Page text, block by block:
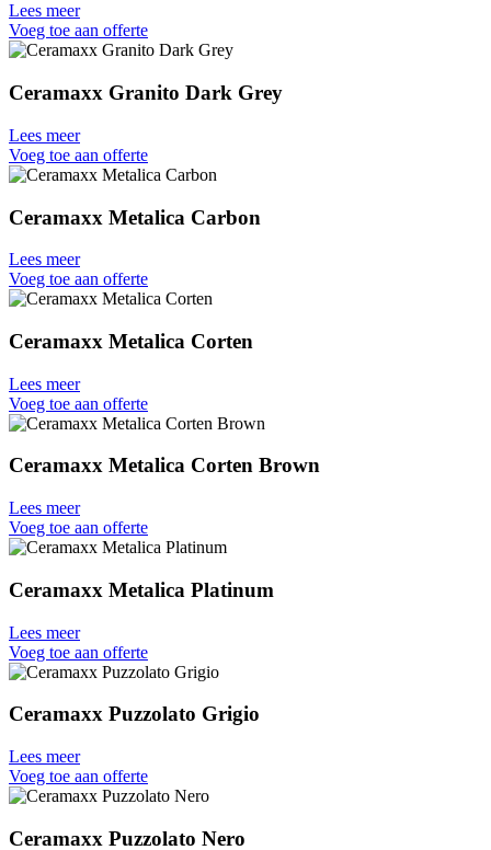
Lees meer
Voeg toe aan offerte
Ceramaxx Granito Dark Grey
Lees meer
Voeg toe aan offerte
Ceramaxx Metalica Carbon
Lees meer
Voeg toe aan offerte
Ceramaxx Metalica Corten
Lees meer
Voeg toe aan offerte
Ceramaxx Metalica Corten Brown
Lees meer
Voeg toe aan offerte
Ceramaxx Metalica Platinum
Lees meer
Voeg toe aan offerte
Ceramaxx Puzzolato Grigio
Lees meer
Voeg toe aan offerte
Ceramaxx Puzzolato Nero